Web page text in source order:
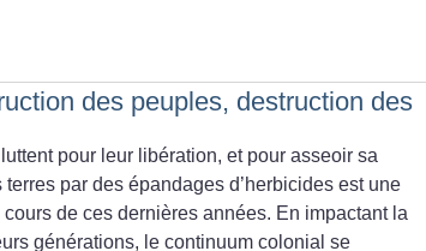
des peuples, destruction des
pour leur libération, et pour asseoir sa
par des épandages d’herbicides est une
de ces dernières années. En impactant la
générations, le continuum colonial se